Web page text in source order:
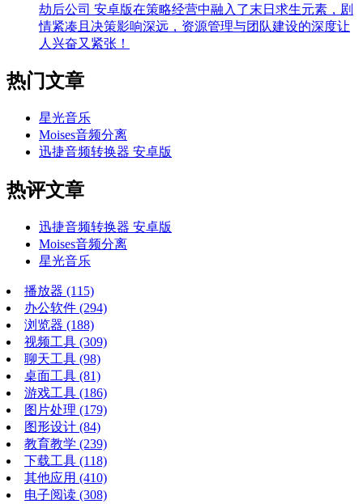
劫后公司 安卓版在策略经营中融入了末日求生元素，剧
情紧凑且决策影响深远，资源管理与团队建设的深度让
人兴奋又紧张！
热门文章
星光音乐
Moises音频分离
迅捷音频转换器 安卓版
热评文章
迅捷音频转换器 安卓版
Moises音频分离
星光音乐
播放器 (115)
办公软件 (294)
浏览器 (188)
视频工具 (309)
聊天工具 (98)
桌面工具 (81)
游戏工具 (186)
图片处理 (179)
图形设计 (84)
教育教学 (239)
下载工具 (118)
其他应用 (410)
电子阅读 (308)